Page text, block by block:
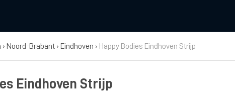
› Noord-Brabant › Eindhoven › Happy Bodies Eindhoven Strijp
Eindhoven Strijp